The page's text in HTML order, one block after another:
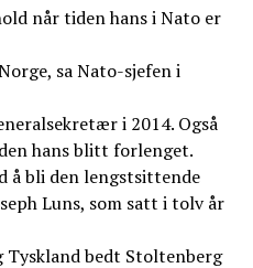
når tiden hans i Nato er
sa Nato-sjefen i
i 2014. Også
hans blitt forlenget.
å bli den lengstsittende
Luns, som satt i tolv år
Tyskland bedt Stoltenberg